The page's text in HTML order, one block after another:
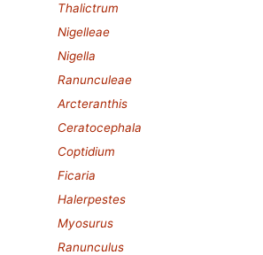
Thalictrum
Nigelleae
Nigella
Ranunculeae
Arcteranthis
Ceratocephala
Coptidium
Ficaria
Halerpestes
Myosurus
Ranunculus